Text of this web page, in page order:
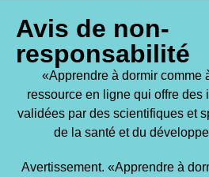
Avis de non-
responsabilité
«Apprendre à dormir comme
ressource en ligne qui offre des
validées par des scientifiques et
de la santé et du
Avertissement. «Apprendre à